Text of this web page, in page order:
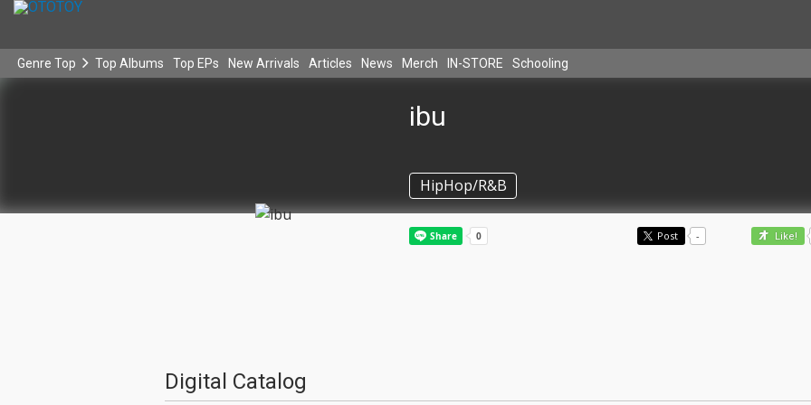
Genre Top Top Albums Top EPs New Arrivals Articles News Merch IN-STORE Schooling
ibu
HipHop/R&B
Post - Like!
Digital Catalog